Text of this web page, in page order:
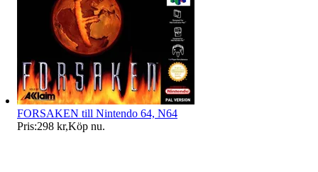
FORSAKEN till Nintendo 64, N64
Pris:298 kr,Köp nu.